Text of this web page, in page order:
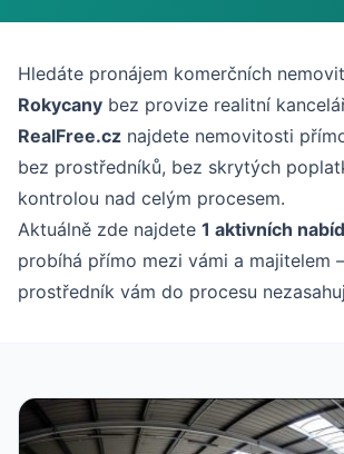
Hledáte pronájem komerčních
Rokycany bez provize realitní
RealFree.cz najdete nemovitosti
bez prostředníků, bez skrytých
kontrolou nad celým procesem.
Aktuálně zde najdete 1 aktivních
probíhá přímo mezi vámi a majitelem
prostředník vám do procesu